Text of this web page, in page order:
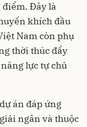
điểm. Đây là
khích đầu
Nam còn phụ
thời thúc đẩy
lực tự chủ
án đáp ứng
ngân và thuộc